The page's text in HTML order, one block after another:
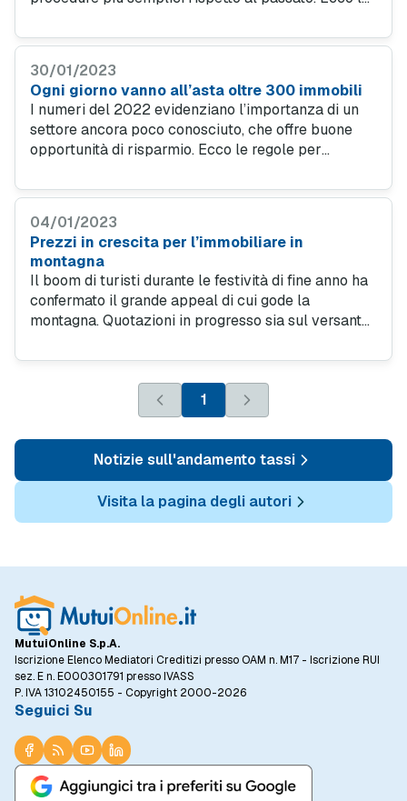
evitare.
30/01/2023
Ogni giorno vanno all’asta oltre 300 immobili
I numeri del 2022 evidenziano l’importanza di un
settore ancora poco conosciuto, che offre buone
opportunità di risparmio. Ecco le regole per
brutte sorprese.
04/01/2023
Prezzi in crescita per l’immobiliare in
montagna
Il boom di turisti durante le festività di fine anno ha
confermato il grande appeal di cui gode la
montagna. Quotazioni in progresso sia sul versante
le Alpi degli Appennini.
1
Notizie sull'andamento tassi
Visita la pagina degli autori
MutuiOnline S.p.A.
Iscrizione Elenco Mediatori Creditizi presso OAM n. M17 - Iscrizione RUI
sez. E n. E000301791 presso IVASS
P. IVA 13102450155 - Copyright 2000-2026
Seguici Su